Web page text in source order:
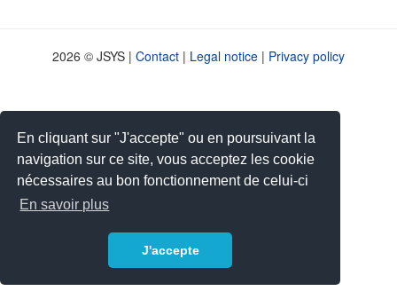
En cliquant sur "J'accepte" ou en poursuivant la
navigation sur ce site, vous acceptez les cookie
nécessaires au bon fonctionnement de celui-ci
En savoir plus
J'accepte
2026 © JSYS | Contact | Legal notice | Privacy policy